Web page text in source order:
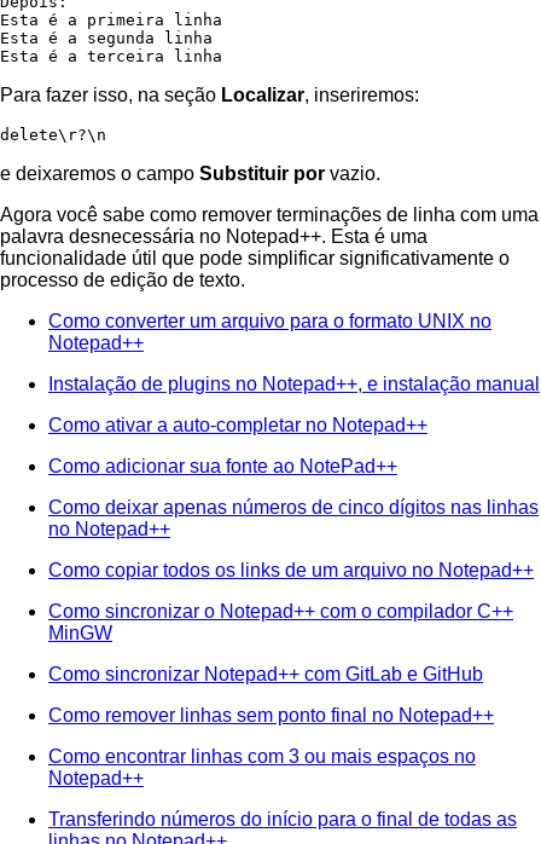
Esta é a primeira linha
Esta é a segunda linha
Esta é a terceira linha
Para fazer isso, na seção Localizar, inseriremos:
delete\r?\n
e deixaremos o campo Substituir por vazio.
Agora você sabe como remover terminações de linha com uma
palavra desnecessária no Notepad++. Esta é uma
funcionalidade útil que pode simplificar significativamente o
processo de edição de texto.
Como converter um arquivo para o formato UNIX no
Notepad++
Instalação de plugins no Notepad++, e instalação manual
Como ativar a auto-completar no Notepad++
Como adicionar sua fonte ao NotePad++
Como deixar apenas números de cinco dígitos nas linhas
no Notepad++
Como copiar todos os links de um arquivo no Notepad++
Como sincronizar o Notepad++ com o compilador C++
MinGW
Como sincronizar Notepad++ com GitLab e GitHub
Como remover linhas sem ponto final no Notepad++
Como encontrar linhas com 3 ou mais espaços no
Notepad++
Transferindo números do início para o final de todas as